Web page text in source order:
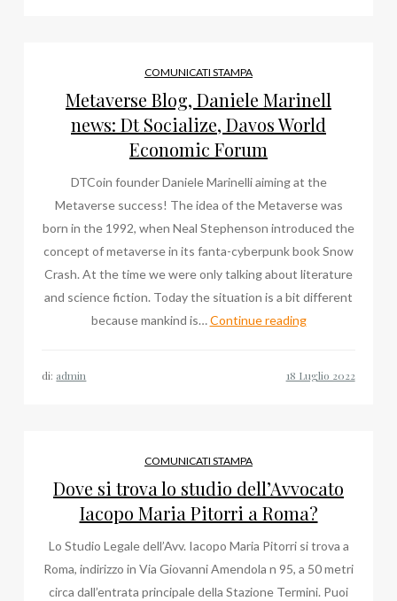
Forum,
Dt
Socialize
COMUNICATI STAMPA
Metaverse Blog, Daniele Marinell
news: Dt Socialize, Davos World
Economic Forum
DTCoin founder Daniele Marinelli aiming at the
Metaverse success! The idea of the Metaverse was
born in the 1992, when Neal Stephenson introduced the
concept of metaverse in its fanta-cyberpunk book Snow
Crash. At the time we were only talking about literature
and science fiction. Today the situation is a bit different
because mankind is…Continue readingMetaverse
Davos
World
Economic
Forum
di: admin
COMUNICATI STAMPA
Dove si trova lo studio dell’Avvocato
Iacopo Maria Pitorri a Roma?
Lo Studio Legale dell’Avv. Iacopo Maria Pitorri si trova a
Roma, indirizzo in Via Giovanni Amendola n 95, a 50 metri
circa dall’entrata principale della Stazione Termini. Puoi